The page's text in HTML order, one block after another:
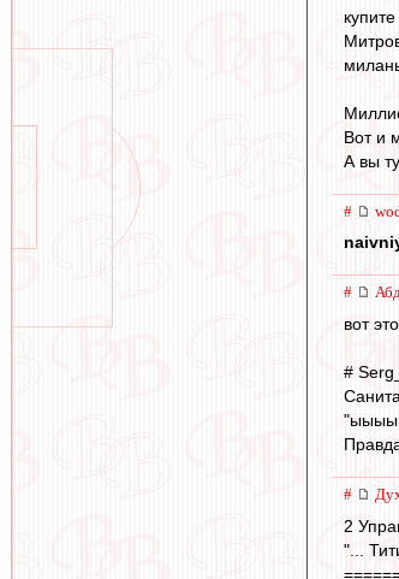
Вот и
А вы
#
#
вот
#
#
2
"...